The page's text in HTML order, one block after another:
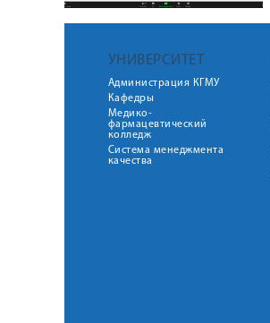
УНИВЕРСИТЕТ
Администрация КГМУ
Кафедры
Медико-
фармацевтический
колледж
Система менеджмента
качества